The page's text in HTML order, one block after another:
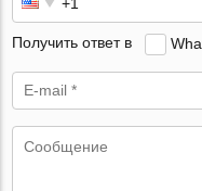
Получить ответ в